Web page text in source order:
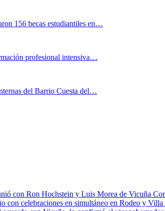
156 becas estudiantiles en…
profesional intensiva…
del Barrio Cuesta del…
con Ron Hochstein y Luis Morea de Vicuña
con celebraciones en simultáneo en Rodeo y Villa